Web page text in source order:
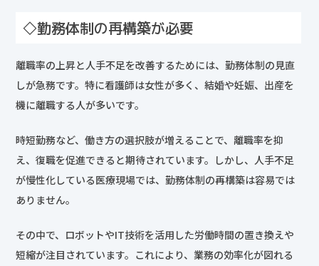
◇勤務体制の再構築が必要
離職率の上昇と人手不足を改善するためには、勤務体制の見直
しが急務です。特に看護師は女性が多く、結婚や妊娠、出産を
機に離職する人が多いです。
時短勤務など、働き方の選択肢が増えることで、離職率を抑
え、復職を促進できると期待されています。しかし、人手不足
が慢性化している医療現場では、勤務体制の再構築は容易では
ありません。
その中で、ロボットやIT技術を活用した労働時間の置き換えや
短縮が注目されています。これにより、業務の効率化が図れる